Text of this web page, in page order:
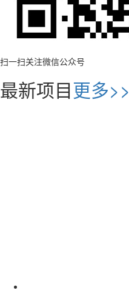
扫一扫关注微信公众号
最新项目更多>>